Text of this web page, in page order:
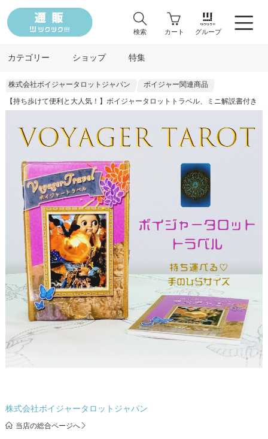
検索 カート グループ
カテゴリー ショップ 特集
株式会社ボイジャータロットジャパン
ボイジャー関連商品
【持ち歩けて便利と大人気！】ボイジャータロットトラベル、ミニ解説書付き
株式会社ボイジャータロットジャパン
当店の総合ページへ